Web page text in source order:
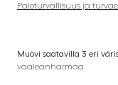
Paloturvallisuus ja
Muovi saatavilla 3 eri
vaaleanharmaa